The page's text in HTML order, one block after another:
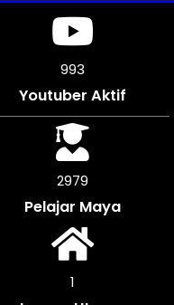
1090
Youtuber Aktif
3270
Pelajar Maya
1